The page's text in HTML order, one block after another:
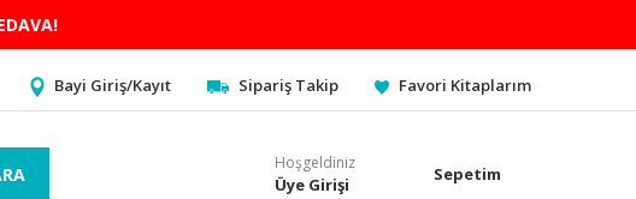
Bayi Giriş/Kayıt Sipariş Takip Favori Kitaplarım
Hoşgeldiniz
Üye Girişi Sepetim